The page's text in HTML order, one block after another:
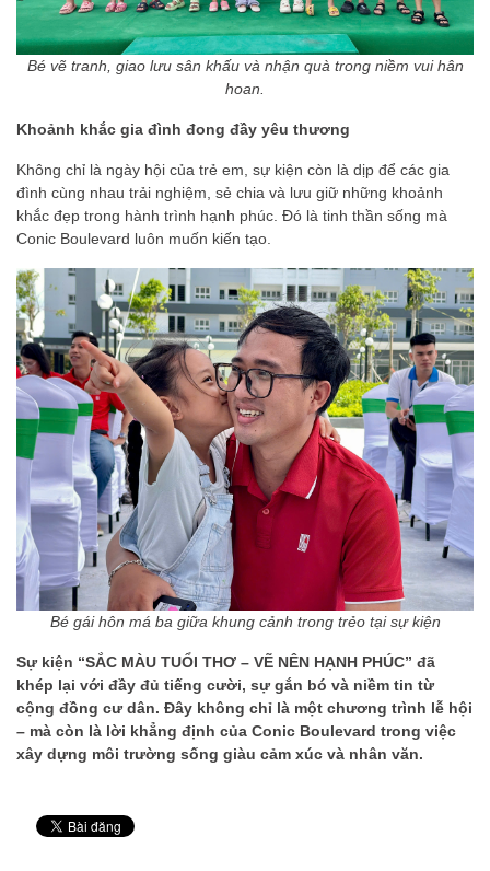
Bé vẽ tranh, giao lưu sân khấu và nhận quà trong niềm vui hân
hoan.
Khoảnh khắc gia đình đong đầy yêu thương
Không chỉ là ngày hội của trẻ em, sự kiện còn là dịp để các gia
đình cùng nhau trải nghiệm, sẻ chia và lưu giữ những khoảnh
khắc đẹp trong hành trình hạnh phúc. Đó là tinh thần sống mà
Conic Boulevard luôn muốn kiến tạo.
Bé gái hôn má ba giữa khung cảnh trong trẻo tại sự kiện
Sự kiện “SẮC MÀU TUỔI THƠ – VẼ NÊN HẠNH PHÚC” đã
khép lại với đầy đủ tiếng cười, sự gắn bó và niềm tin từ
cộng đồng cư dân. Đây không chỉ là một chương trình lễ hội
– mà còn là lời khẳng định của Conic Boulevard trong việc
xây dựng môi trường sống giàu cảm xúc và nhân văn.